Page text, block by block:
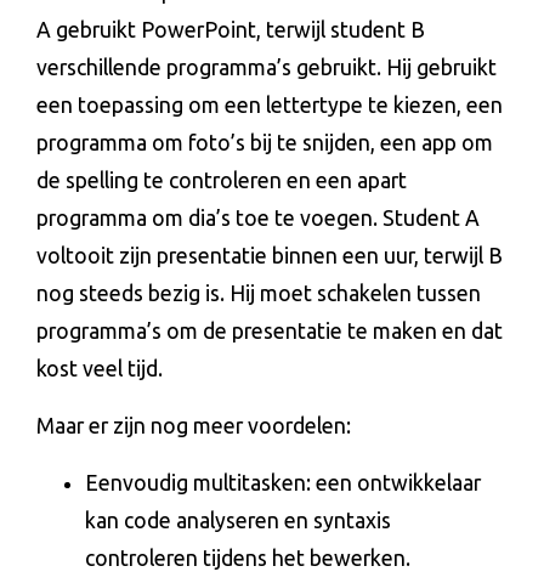
A gebruikt PowerPoint, terwijl student B
verschillende programma’s gebruikt. Hij gebruikt
een toepassing om een lettertype te kiezen, een
programma om foto’s bij te snijden, een app om
de spelling te controleren en een apart
programma om dia’s toe te voegen. Student A
voltooit zijn presentatie binnen een uur, terwijl B
nog steeds bezig is. Hij moet schakelen tussen
programma’s om de presentatie te maken en dat
kost veel tijd.
Maar er zijn nog meer voordelen:
Eenvoudig multitasken: een ontwikkelaar
kan code analyseren en syntaxis
controleren tijdens het bewerken.